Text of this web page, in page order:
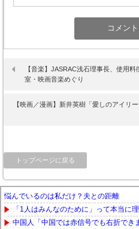
【音楽】JASRAC浅石理事長、使用
室・映画音楽めぐり
【映画／漫画】新井英樹「愛しのアイリ
トップページに戻る
悩んでいるのは私だけ？夫との距離
「1人はみんなのために」って本当に
中国人「中国では赤信号でも右折でき